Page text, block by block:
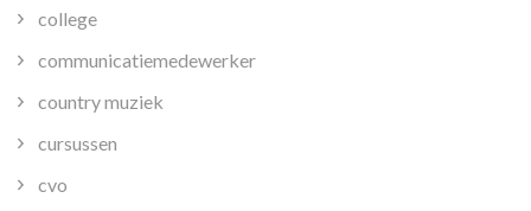
college
communicatiemedewerker
country muziek
cursussen
cvo